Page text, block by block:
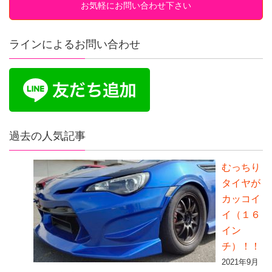
お気軽にお問い合わせ下さい
ラインによるお問い合わせ
過去の人気記事
むっちり
タイヤが
カッコイ
イ（１６
イン
チ）！！
2021年9月